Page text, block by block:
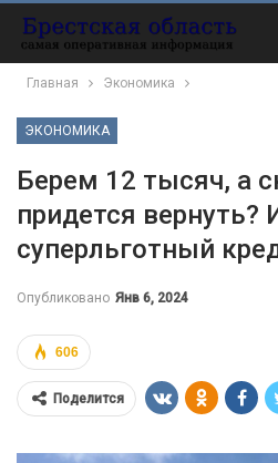
Главная Экономика
ЭКОНОМИКА
Берем 12 тысяч, а
придется
суперльготный
Опубликовано Янв 6, 2024
606
Поделится